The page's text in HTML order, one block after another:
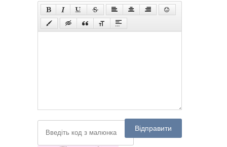
Відправити